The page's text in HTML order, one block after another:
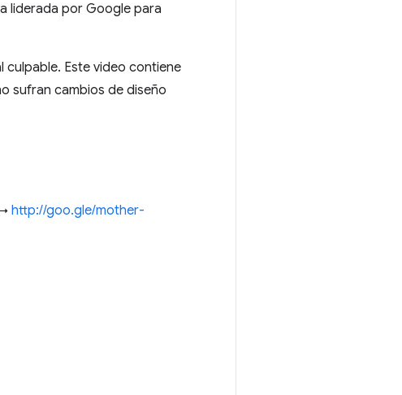
liderada por Google para
culpable. Este video contiene
sufran cambios de diseño
http://goo.gle/mother-